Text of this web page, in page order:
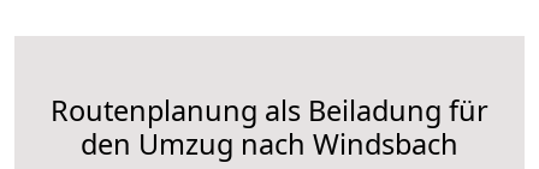
Routenplanung als Beiladung für
den Umzug nach Windsbach